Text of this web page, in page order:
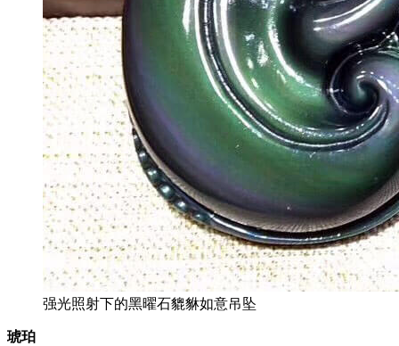
强光照射下的黑曜石貔貅如意吊坠
琥珀